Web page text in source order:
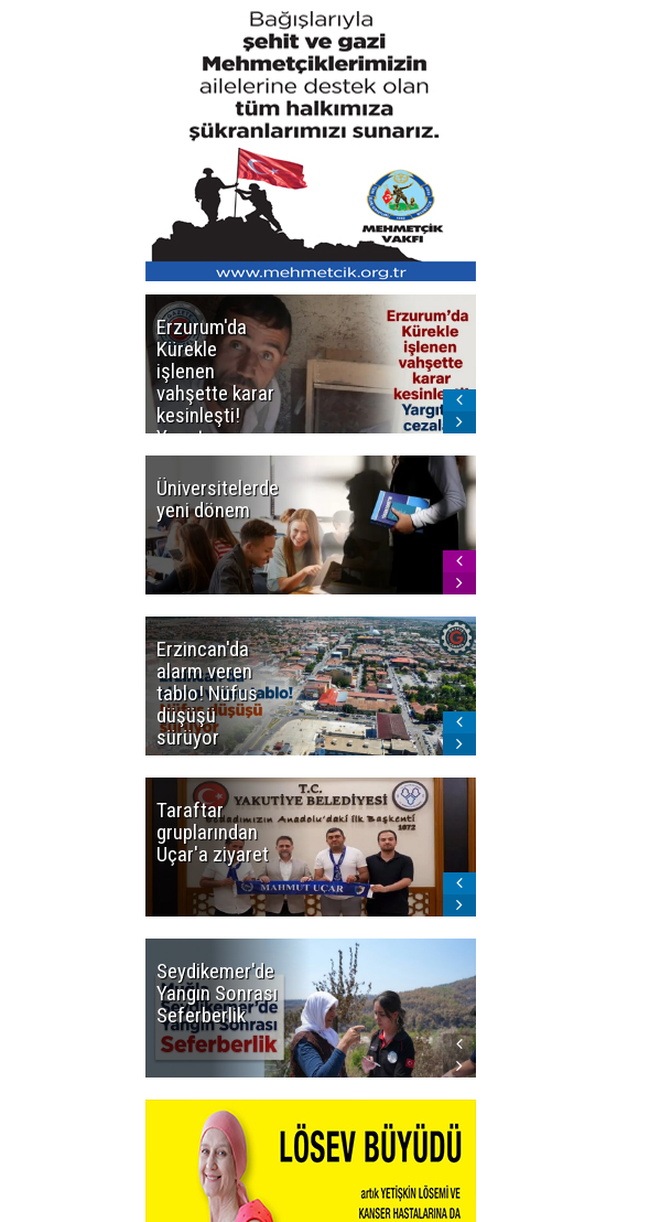
Erzurum'da
Kürekle
işlenen
vahşette karar
kesinleşti!
Yargıtay
cezaları onadı
Üniversitelerde
yeni dönem
Erzincan'da
alarm veren
tablo! Nüfus
düşüşü
sürüyor
Taraftar
gruplarından
Uçar'a ziyaret
Seydikemer'de
Yangın Sonrası
Seferberlik